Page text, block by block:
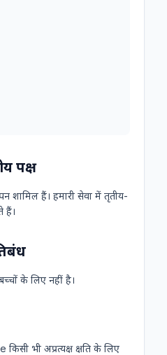
पक्ष
शामिल हैं। हमारी सेवा में तृतीय-
हैं।
के लिए नहीं है।
भी अप्रत्यक्ष क्षति के लिए